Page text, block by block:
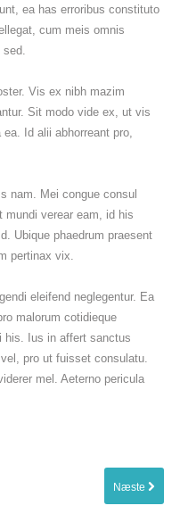
ea has erroribus constituto
cum meis omnis
sed.
Vis ex nibh mazim
Sit modo vide ex, ut vis
Id alii abhorreant pro,
nam. Mei congue consul
mundi verear eam, id his
Ubique phaedrum praesent
pertinax vix.
eleifend neglegentur. Ea
malorum cotidieque
his. Ius in affert sanctus
pro ut fuisset consulatu.
mel. Aeterno pericula
Næste